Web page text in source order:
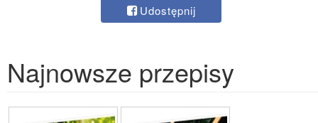
Udostępnij
Najnowsze przepisy